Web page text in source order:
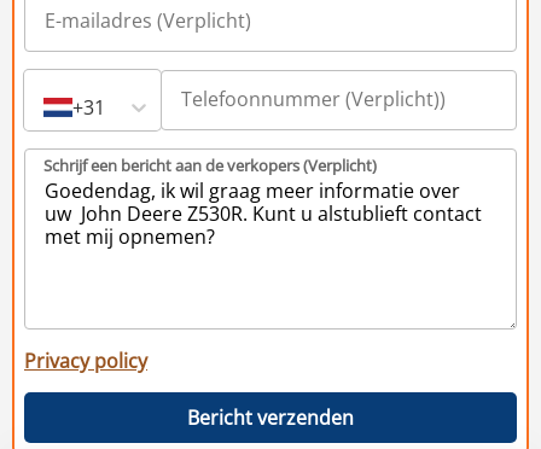
+31
Schrijf een bericht aan de verkopers (Verplicht)
Privacy policy
Bericht verzenden